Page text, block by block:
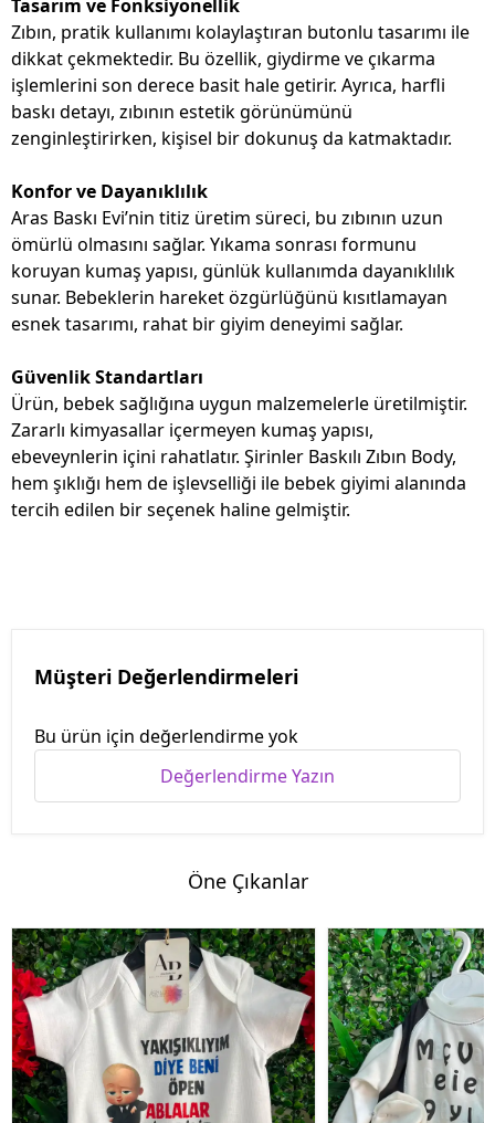
Tasarım ve Fonksiyonellik
Zıbın, pratik kullanımı kolaylaştıran butonlu tasarımı ile
dikkat çekmektedir. Bu özellik, giydirme ve çıkarma
işlemlerini son derece basit hale getirir. Ayrıca, harfli
baskı detayı, zıbının estetik görünümünü
zenginleştirirken, kişisel bir dokunuş da katmaktadır.
Konfor ve Dayanıklılık
Aras Baskı Evi’nin titiz üretim süreci, bu zıbının uzun
ömürlü olmasını sağlar. Yıkama sonrası formunu
koruyan kumaş yapısı, günlük kullanımda dayanıklılık
sunar. Bebeklerin hareket özgürlüğünü kısıtlamayan
esnek tasarımı, rahat bir giyim deneyimi sağlar.
Güvenlik Standartları
Ürün, bebek sağlığına uygun malzemelerle üretilmiştir.
Zararlı kimyasallar içermeyen kumaş yapısı,
ebeveynlerin içini rahatlatır. Şirinler Baskılı Zıbın Body,
hem şıklığı hem de işlevselliği ile bebek giyimi alanında
tercih edilen bir seçenek haline gelmiştir.
Müşteri Değerlendirmeleri
Bu ürün için değerlendirme yok
Değerlendirme Yazın
Öne Çıkanlar